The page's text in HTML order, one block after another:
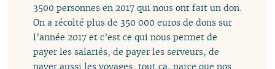
3500 personnes en 2017 qui nous ont fait un don.
On a récolté plus de 350 000 euros de dons sur
l’année 2017 et c’est ce qui nous permet de
payer les salariés, de payer les serveurs, de
payer aussi les voyages, tout ça, parce que nos